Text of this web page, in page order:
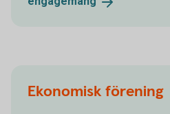
Ekonomisk förening